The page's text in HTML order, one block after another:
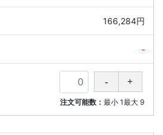
166,284円
-
注文可能数：最小 1最大 9